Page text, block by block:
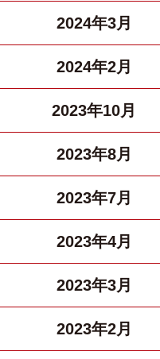
2024年3月
2024年2月
2023年10月
2023年8月
2023年7月
2023年4月
2023年3月
2023年2月